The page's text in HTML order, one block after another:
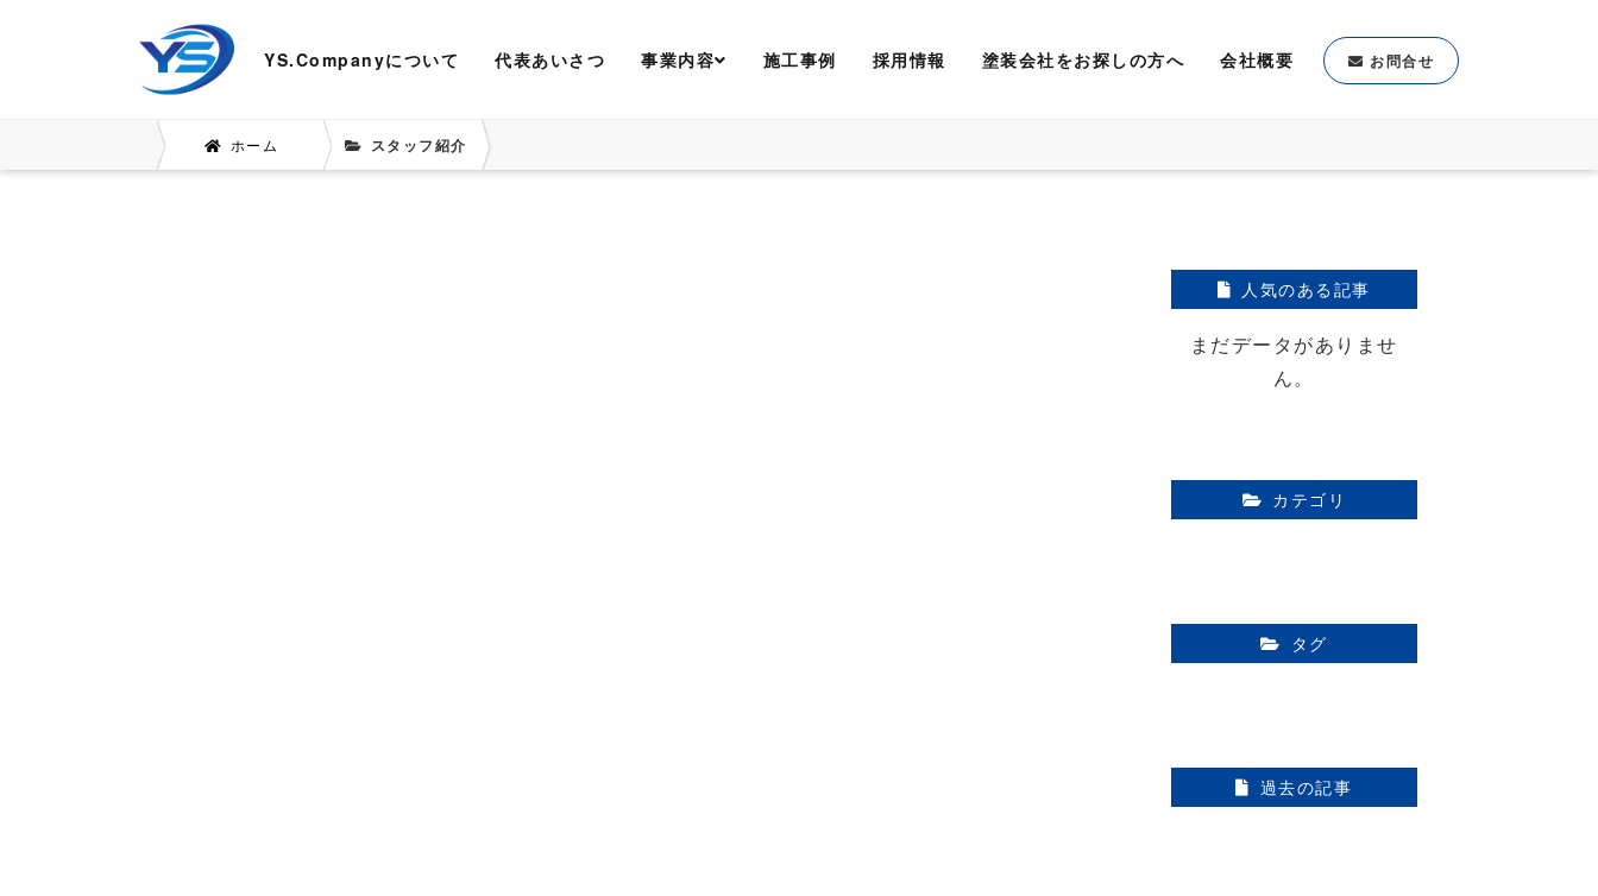
YS.Companyについて 代表あいさつ 事業内容 施工事例 採用情報 塗装会社をお探しの方へ 会社概要 お問合せ
ホーム スタッフ紹介
人気のある記事
まだデータがありませ
ん。
カテゴリ
タグ
過去の記事